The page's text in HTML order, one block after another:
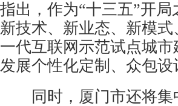
指出，作为“十三五”开
新技术、新业态、新模
一代互联网示范试点城
发展个性化定制、众包
同时，厦门市还将集